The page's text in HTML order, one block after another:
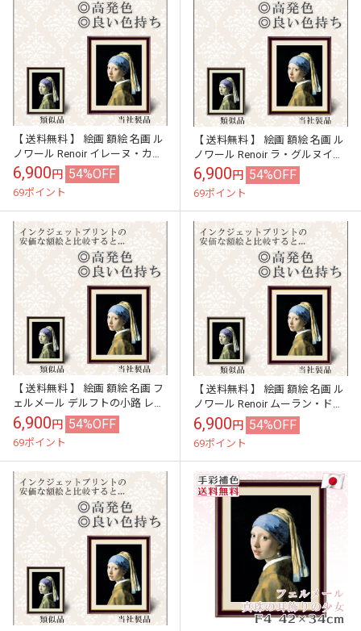
【 送料無料 】 絵画 額絵 名画 ル
ノワール Renoir イレーヌ・カー
ン・ダンヴェール嬢 レプリカ 手
彩補色 インテリア 壁...
6,900円 54%OFF
69ポイント
【 送料無料 】 絵画 額絵 名画 ル
ノワール Renoir ラ・グルヌイエ
ール レプリカ 手彩補色 インテリ
ア 壁掛け 絵 額入...
6,900円 54%OFF
69ポイント
【 送料無料 】 絵画 額絵 名画 フ
ェルメール デルフトの小路 レプ
リカ 手彩補色 インテリア 壁掛け
絵 額入り 風水 おすす...
6,900円 54%OFF
69ポイント
【 送料無料 】 絵画 額絵 名画 ル
ノワール Renoir ムーラン・ド・
ラ・ギャレット レプリカ 手彩補
色 インテリア 壁掛け...
6,900円 54%OFF
69ポイント